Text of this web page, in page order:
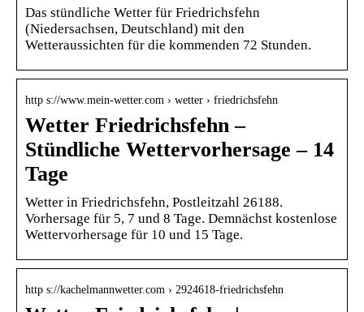
Das stündliche Wetter für Friedrichsfehn
(Niedersachsen, Deutschland) mit den
Wetteraussichten für die kommenden 72 Stunden.
http s://www.mein-wetter.com › wetter › friedrichsfehn
Wetter Friedrichsfehn –
Stündliche Wettervorhersage – 14
Tage
Wetter in Friedrichsfehn, Postleitzahl 26188.
Vorhersage für 5, 7 und 8 Tage. Demnächst kostenlose
Wettervorhersage für 10 und 15 Tage.
http s://kachelmannwetter.com › 2924618-friedrichsfehn